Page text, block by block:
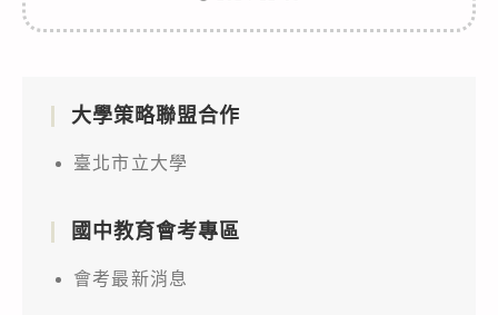
大學策略聯盟合作
臺北市立大學
國中教育會考專區
會考最新消息